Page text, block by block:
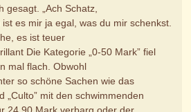
gesagt. „Ach Schatz,
es mir ja egal, was du mir schenkst.
es ist teuer
Die Kategorie „0-50 Mark” fiel
mal flach. Obwohl
so schöne Sachen wie das
„Culto” mit den schwimmenden